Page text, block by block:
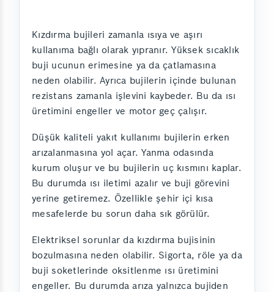
Kızdırma bujileri zamanla ısıya ve aşırı
kullanıma bağlı olarak yıpranır. Yüksek sıcaklık
buji ucunun erimesine ya da çatlamasına
neden olabilir. Ayrıca bujilerin içinde bulunan
rezistans zamanla işlevini kaybeder. Bu da ısı
üretimini engeller ve motor geç çalışır.
Düşük kaliteli yakıt kullanımı bujilerin erken
arızalanmasına yol açar. Yanma odasında
kurum oluşur ve bu bujilerin uç kısmını kaplar.
Bu durumda ısı iletimi azalır ve buji görevini
yerine getiremez. Özellikle şehir içi kısa
mesafelerde bu sorun daha sık görülür.
Elektriksel sorunlar da kızdırma bujisinin
bozulmasına neden olabilir. Sigorta, röle ya da
buji soketlerinde oksitlenme ısı üretimini
engeller. Bu durumda arıza yalnızca bujiden